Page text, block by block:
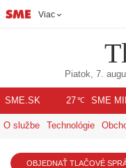
Viac
Piatok, 7.
SME.SK 27℃ SME
O službe Technológie
OBJEDNAŤ TLAČOVÉ